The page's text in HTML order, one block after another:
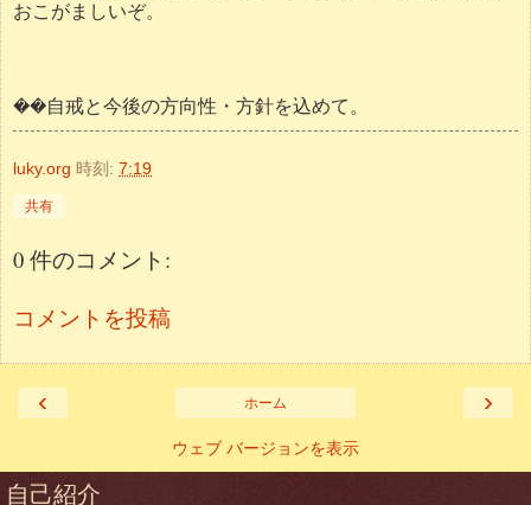
おこがましいぞ。
��自戒と今後の方向性・方針を込めて。
luky.org 時刻: 7:19
共有
0 件のコメント:
コメントを投稿
‹ ›
ホーム
ウェブ バージョンを表示
自己紹介